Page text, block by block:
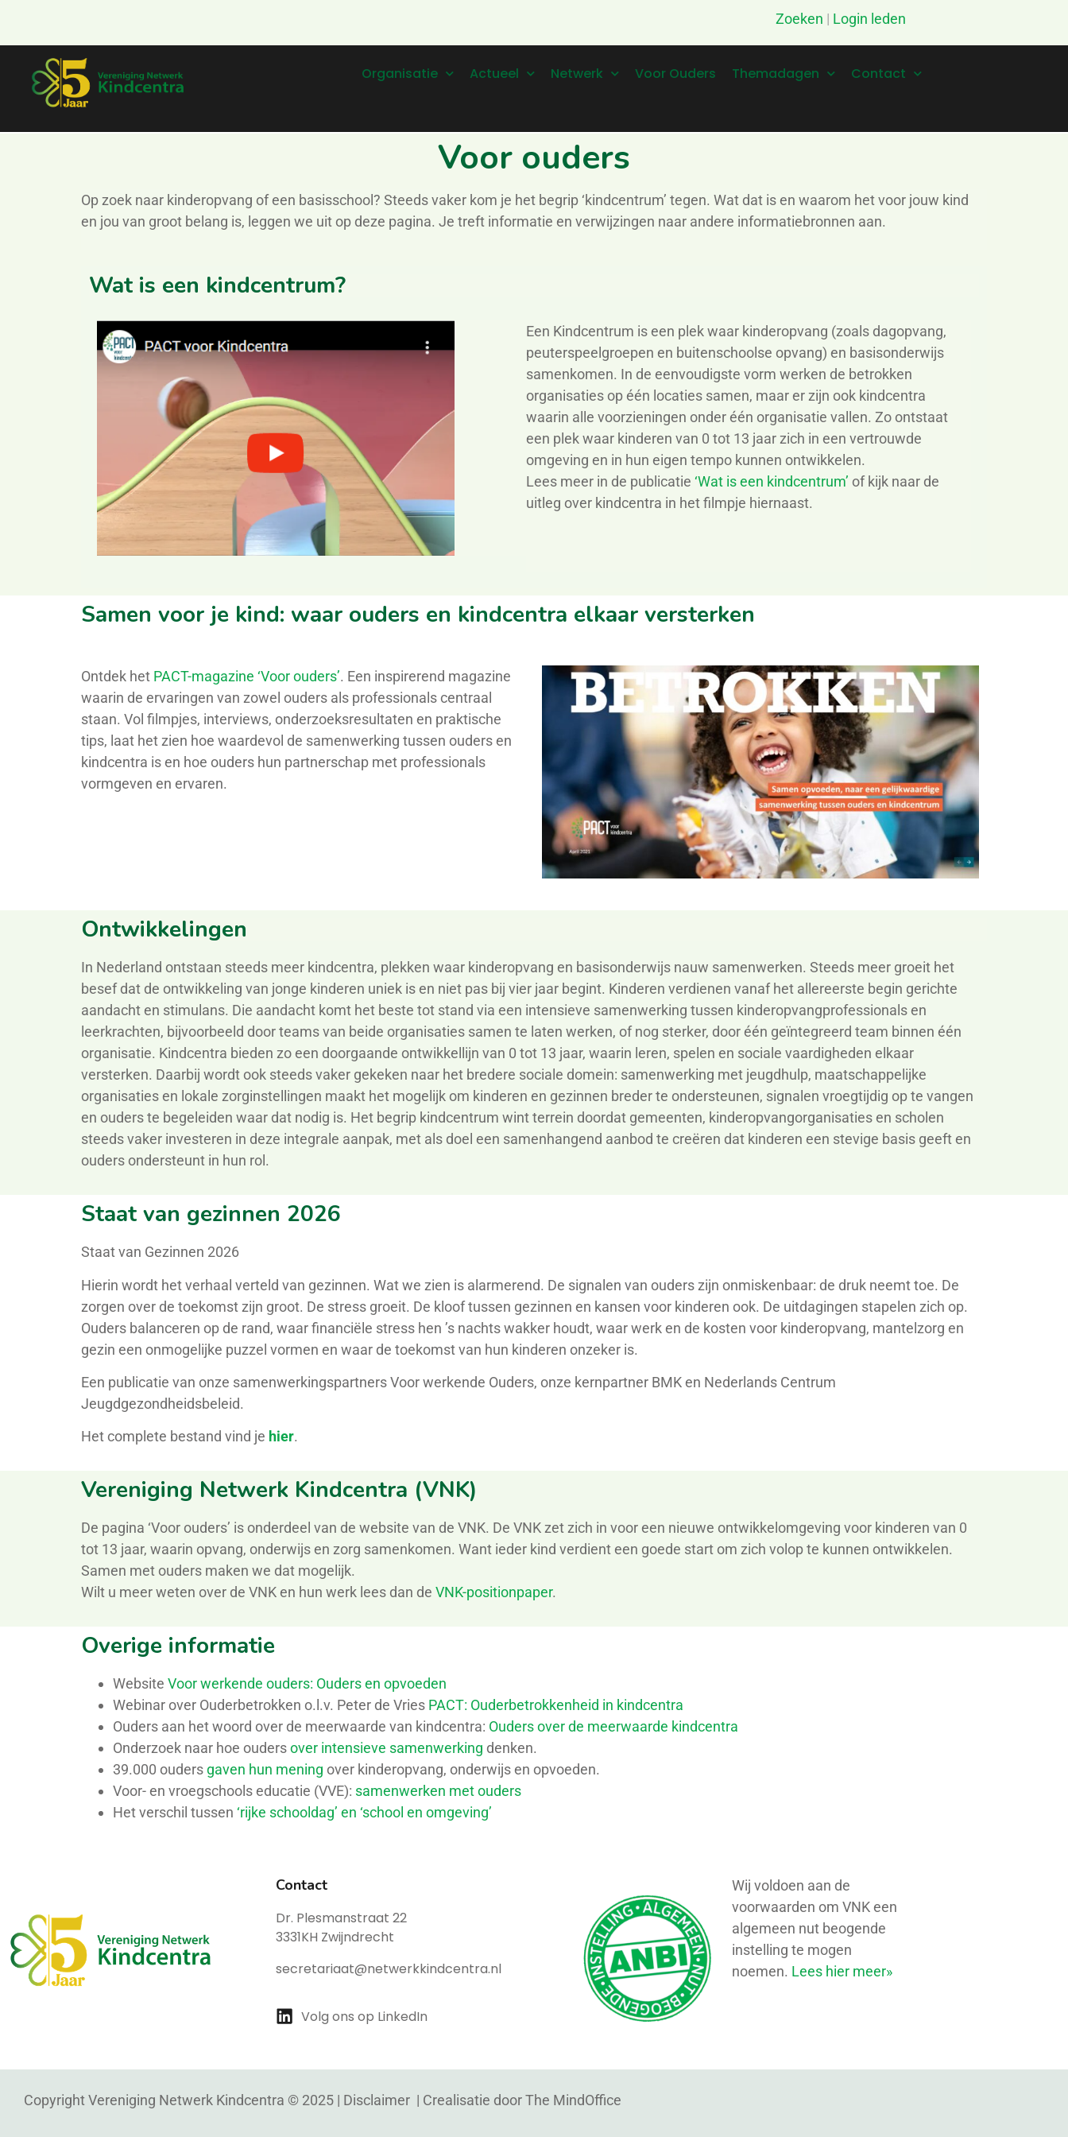
Zoeken | Login leden
Organisatie Actueel Netwerk Voor Ouders Themadagen Contact
Voor ouders
Op zoek naar kinderopvang of een basisschool? Steeds vaker kom je het begrip ‘kindcentrum’ tegen. Wat dat is en waarom het voor jouw kind
en jou van groot belang is, leggen we uit op deze pagina. Je treft informatie en verwijzingen naar andere informatiebronnen aan.
Wat is een kindcentrum?
Een Kindcentrum is een plekwaar kinderopvang (zoals dagopvang,
peuterspeelgroepen en buitenschoolse opvang) en basisonderwijs
samenkomen. In de eenvoudigste vorm werken de betrokken
organisaties op één locaties samen, maar er zijn ook kindcentra
waarin alle voorzieningen onder één organisatie vallen. Zo ontstaat
een plek waar kinderen van 0 tot 13 jaar zich in een vertrouwde
omgeving en in hun eigen tempo kunnen ontwikkelen.
Lees meer in de publicatie ‘Wat is een kindcentrum’ of kijk naar de
uitleg over kindcentra in het filmpje hiernaast.
Samen voor je kind: waar ouders en kindcentra elkaar versterken
Ontdek het PACT-magazine ‘Voor ouders’. Een inspirerend magazine
waarin de ervaringen van zowel ouders als professionals centraal
staan. Vol filmpjes, interviews, onderzoeksresultaten en praktische
tips, laat het zien hoe waardevol de samenwerking tussen ouders en
kindcentra is en hoe ouders hun partnerschap met professionals
vormgeven en ervaren.
Ontwikkelingen
In Nederland ontstaan steeds meer kindcentra, plekken waar kinderopvang en basisonderwijs nauw samenwerken. Steeds meer groeit het
besef dat de ontwikkeling van jonge kinderen uniek is en niet pas bij vier jaar begint. Kinderen verdienen vanaf het allereerste begin gerichte
aandacht en stimulans. Die aandacht komt het beste tot stand via een intensieve samenwerking tussen kinderopvangprofessionals en
leerkrachten, bijvoorbeeld doorteams van beide organisaties samen te laten werken, ofnog sterker, door één geïntegreerd team binnen één
organisatie. Kindcentra bieden zo een doorgaande ontwikkellijn van 0 tot 13 jaar, waarin leren, spelen en sociale vaardigheden elkaar
versterken. Daarbij wordt ook steeds vaker gekeken naar het bredere sociale domein: samenwerking met jeugdhulp, maatschappelijke
organisaties en lokale zorginstellingen maakt het mogelijk om kinderen en gezinnen breder te ondersteunen, signalen vroegtijdig op te vangen
en ouders te begeleiden waar dat nodig is. Het begrip kindcentrum wint terrein doordat gemeenten, kinderopvangorganisaties en scholen
steeds vaker investeren in deze integrale aanpak, met als doel een samenhangend aanbod te creëren dat kinderen een stevige basis geeft en
ouders ondersteunt in hun rol.
Staat van gezinnen 2026
Staat van Gezinnen 2026
Hierin wordt het verhaal verteld van gezinnen. Wat we zien is alarmerend. De signalen van ouders zijn onmiskenbaar: de druk neemt toe. De
zorgen over de toekomst zijn groot. De stress groeit. De kloof tussen gezinnen en kansen voor kinderen ook. De uitdagingen stapelen zich op.
Ouders balanceren op de rand, waar financiële stress hen ’s nachts wakker houdt, waar werk en de kosten voor kinderopvang, mantelzorg en
gezin een onmogelijke puzzel vormen en waar de toekomst van hun kinderen onzeker is.
Een publicatie van onze samenwerkingspartners Voor werkende Ouders, onze kernpartner BMK en Nederlands Centrum
Jeugdgezondheidsbeleid.
Het complete bestand vind je hier.
Vereniging Netwerk Kindcentra (VNK)
De pagina ‘Voor ouders’ is onderdeel van de website van de VNK. De VNKzet zich in vooreen nieuwe ontwikkelomgeving voor kinderen van 0
tot 13 jaar, waarin opvang, onderwijs en zorg samenkomen. Want ieder kind verdient een goede start om zich volop te kunnen ontwikkelen.
Samen met ouders maken we dat mogelijk.
Wilt u meer weten over de VNK en hun werk lees dan de VNK-positionpaper.
Overige informatie
Website Voor werkende ouders: Ouders en opvoeden
Webinar over Ouderbetrokken o.l.v. Peter de Vries PACT: Ouderbetrokkenheid in kindcentra
Ouders aan het woord over de meerwaarde van kindcentra: Ouders over de meerwaarde kindcentra
Onderzoek naar hoe oudersover intensieve samenwerking denken.
39.000 ouders gaven hun mening over kinderopvang, onderwijs en opvoeden.
Voor- en vroegschools educatie (VVE): samenwerken met ouders
Het verschil tussen ‘rijke schooldag’ en ‘school en omgeving’
Contact
Dr. Plesmanstraat 22
3331KH Zwijndrecht
secretariaat@netwerkkindcentra.nl
Volg ons op LinkedIn
Wij voldoen aan de
voorwaarden om VNK een
algemeen nut beogende
instelling te mogen
noemen. Lees hier meer»
Copyright Vereniging Netwerk Kindcentra © 2025 | Disclaimer | Crealisatie doorThe MindOffice